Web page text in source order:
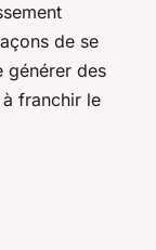
de se
générer des
franchir le